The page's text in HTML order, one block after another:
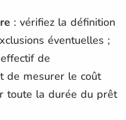
: vérifiez la définition
éventuelles ;
de
de mesurer le coût
toute la durée du prêt